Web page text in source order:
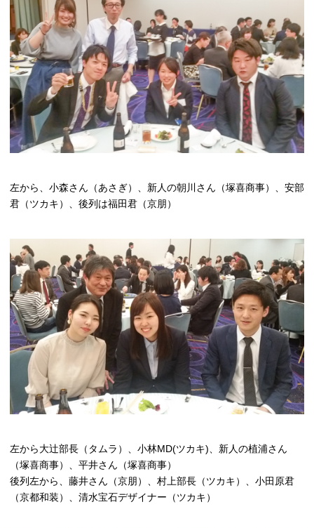
左から、小森さん（あさぎ）、新人の朝川さん（塚喜商事）、安部
君（ツカキ）、後列は福田君（京朋）
左から大辻部長（タムラ）、小林MD(ツカキ)、新人の植浦さん
（塚喜商事）、平井さん（塚喜商事）
後列左から、藤井さん（京朋）、村上部長（ツカキ）、小田原君
（京都和装）、清水宝石デザイナー（ツカキ）